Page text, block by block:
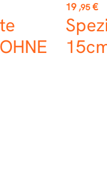
Preis
19 ,95 €